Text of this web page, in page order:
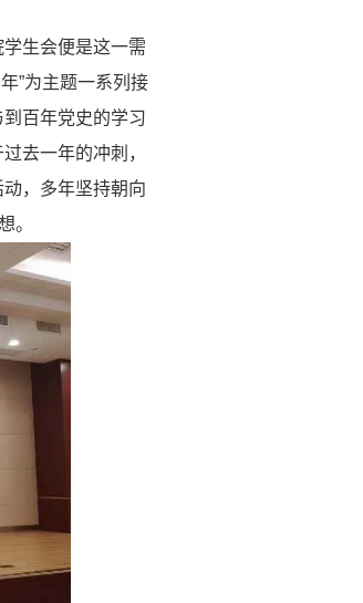
生会便是这一需
”为主题一系列接
百年党史的学习
去一年的冲刺，
，多年坚持朝向
。